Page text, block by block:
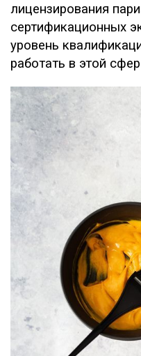
лицензирования
сертификационных
уровень
работать в этой